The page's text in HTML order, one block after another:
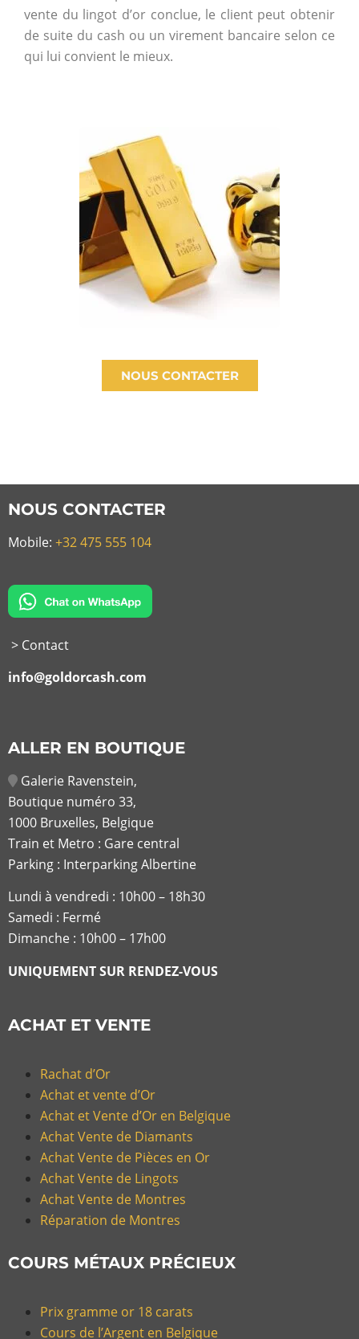
vente du lingot d’or conclue, le client peut obtenir
de suite du cash ou un virement bancaire selon ce
qui lui convient le mieux.
NOUS CONTACTER
NOUS CONTACTER
Mobile: +32 475 555 104
> Contact
info@goldorcash.com
ALLER EN BOUTIQUE
Galerie Ravenstein,
Boutique numéro 33,
1000 Bruxelles, Belgique
Train et Metro : Gare central
Parking : Interparking Albertine
Lundi à vendredi : 10h00 – 18h30
Samedi : Fermé
Dimanche : 10h00 – 17h00
UNIQUEMENT SUR RENDEZ-VOUS
ACHAT ET VENTE
Rachat d’Or
Achat et vente d’Or
Achat et Vente d’Or en Belgique
Achat Vente de Diamants
Achat Vente de Pièces en Or
Achat Vente de Lingots
Achat Vente de Montres
Réparation de Montres
COURS MÉTAUX PRÉCIEUX
Prix gramme or 18 carats
Cours de l’Argent en Belgique